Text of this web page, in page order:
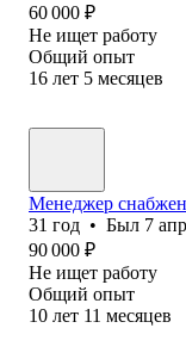
60 000 ₽
Не ищет работу
Общий опыт
16 лет 5 месяцев
Менеджер
31 год • Был 7
90 000 ₽
Не ищет работу
Общий опыт
10 лет 11 месяцев